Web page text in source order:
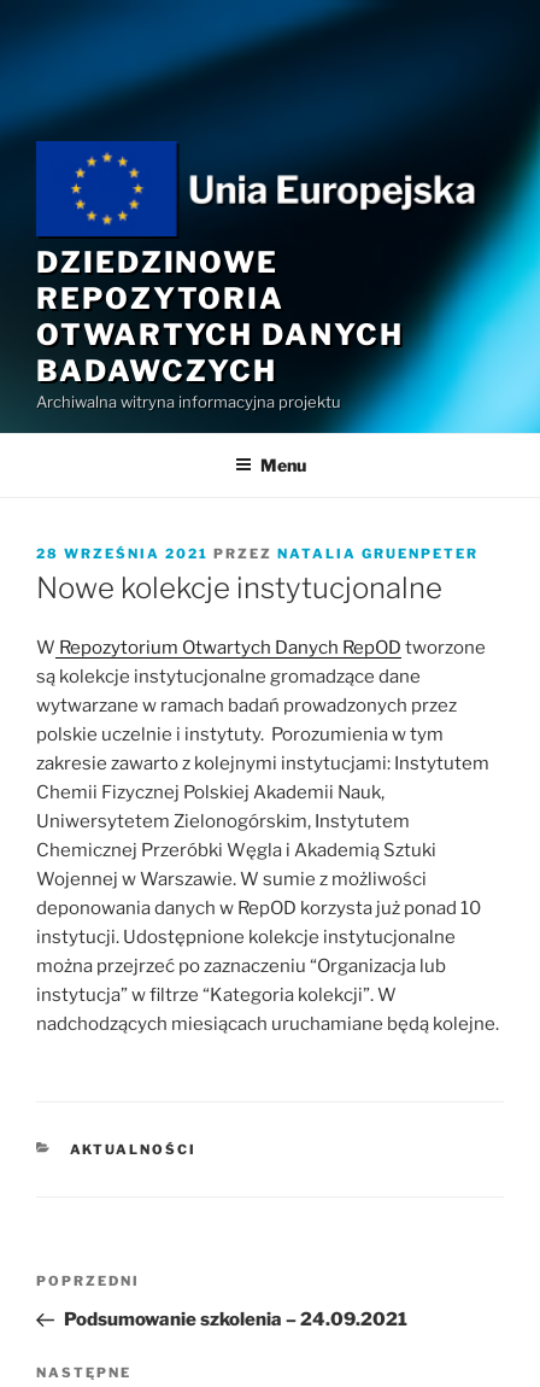
DZIEDZINOWE
REPOZYTORIA
OTWARTYCH DANYCH
BADAWCZYCH
Archiwalna witryna informacyjna projektu
Menu
OPUBLIKOWANE
W
28 WRZEŚNIA 2021 PRZEZ NATALIA GRUENPETER
Nowe kolekcje instytucjonalne
W Repozytorium Otwartych Danych RepOD tworzone
są kolekcje instytucjonalne gromadzące dane
wytwarzane w ramach badań prowadzonych przez
polskie uczelnie i instytuty. Porozumienia w tym
zakresie zawarto z kolejnymi instytucjami: Instytutem
Chemii Fizycznej Polskiej Akademii Nauk,
Uniwersytetem Zielonogórskim, Instytutem
Chemicznej Przeróbki Węgla i Akademią Sztuki
Wojennej w Warszawie. W sumie z możliwości
deponowania danych w RepOD korzysta już ponad 10
instytucji. Udostępnione kolekcje instytucjonalne
można przejrzeć po zaznaczeniu “Organizacja lub
instytucja” w filtrze “Kategoria kolekcji”. W
nadchodzących miesiącach uruchamiane będą kolejne.
KATEGORIE
AKTUALNOŚCI
Nawigacja
Poprzedni
wpis
POPRZEDNI
Podsumowanie szkolenia – 24.09.2021
Następny
NASTĘPNE